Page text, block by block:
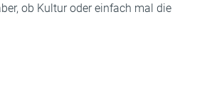
ob Kultur oder einfach mal die